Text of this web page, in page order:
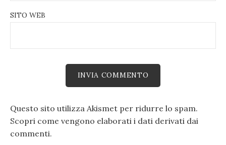
SITO WEB
Questo sito utilizza Akismet per ridurre lo spam.
Scopri come vengono elaborati i dati derivati dai
commenti.